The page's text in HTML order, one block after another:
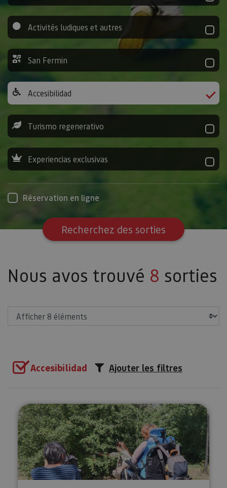
Activités ludiques et autres
San Fermin
Accesibilidad
Turismo regenerativo
Experiencias exclusivas
Réservation en ligne
Recherchez des sorties
Nous avos trouvé 8 sorties
Accesibilidad Ajouter les filtres
Orientation adaptée à